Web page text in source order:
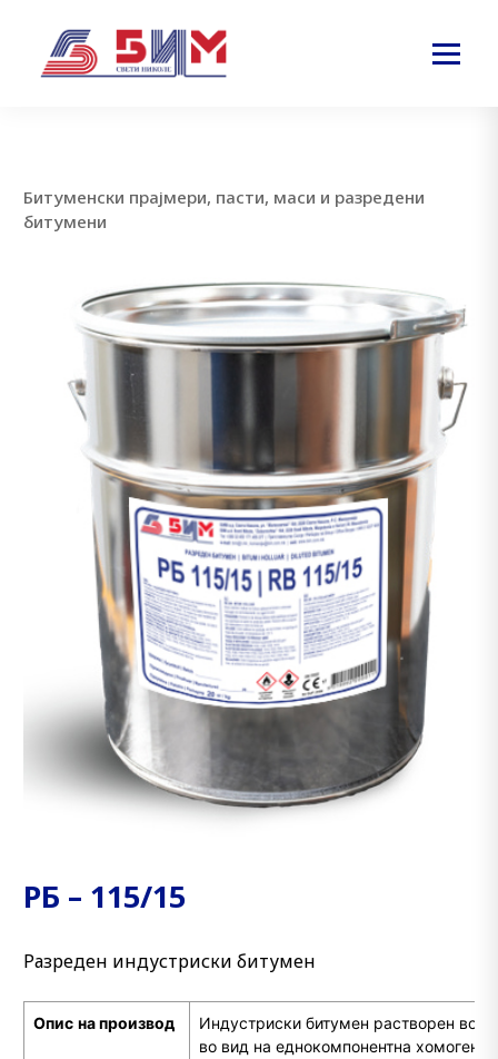
Битуменски прајмери, пасти, маси и разредени
битумени
РБ – 115/15
Разреден индустриски битумен
Опис на производ
Индустриски битумен растворен во
во вид на еднокомпонентна хомогена